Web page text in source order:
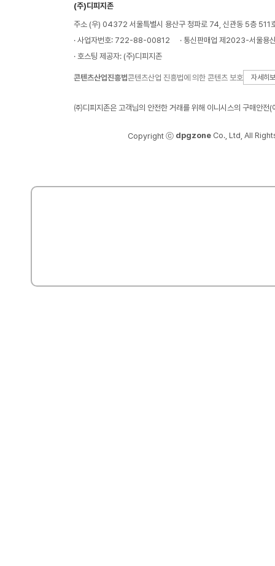
(주)디피지존
주소 (우) 04372 서울특별시 용산구 청파로 74, 신관동 5층 511
· 사업자번호: 722-88-00812
· 통신판매업 제2023-서울
· 호스팅 제공자: (주)디피지존
콘텐츠산업진흥법콘텐츠산업 진흥법에 의한 콘텐츠 보호 자세히
㈜디피지존은 고객님의 안전한 거래를 위해 이니시스의 구매안전
Copyright ⓒ dpgzone Co., Ltd, All